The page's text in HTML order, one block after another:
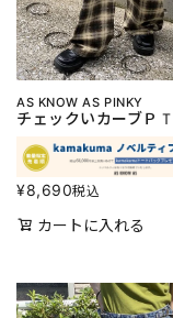
AS KNOW AS PINKY
チェックいカーブＰＴ
¥8,690税込
カートに入れる